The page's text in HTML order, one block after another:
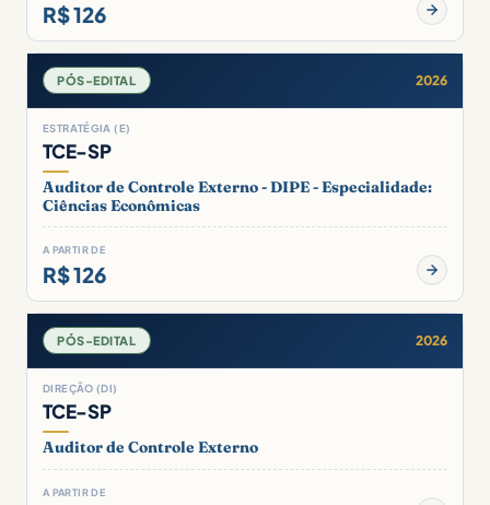
R$ 126
PÓS-EDITAL 2026
ESTRATÉGIA (E)
TCE-SP
Auditor de Controle Externo - DIPE - Especialidade:
Ciências Econômicas
A PARTIR DE
R$ 126
PÓS-EDITAL 2026
DIREÇÃO (DI)
TCE-SP
Auditor de Controle Externo
A PARTIR DE